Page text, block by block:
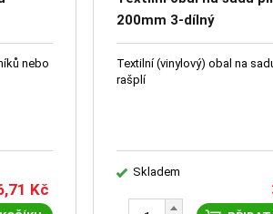
nebo
Kč
200mm 3-dílný
Textilní (vinylový) obal na
rašplí
Skladem